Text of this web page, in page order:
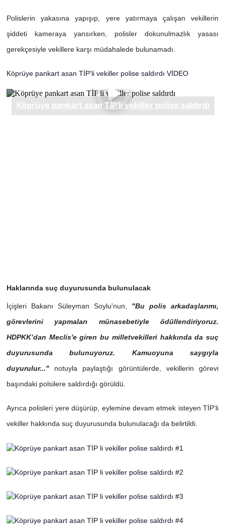
Polislerin yakasına yapışıp, yere yatırmaya çalışan vekillerin
şiddeti kameraya yansırken, polisler dokunulmazlık yasası
gerekçesiyle vekillere karşı müdahalede bulunamadı.
Köprüye pankart asan TİP'li vekiller polise saldırdı VİDEO
Haklarında suç duyurusunda bulunulacak
İçişleri Bakanı Süleyman Soylu'nun, "Bu polis arkadaşlarımı,
görevlerini yapmaları münasebetiyle ödüllendiriyoruz.
HDPKK’dan Meclis'e giren bu milletvekilleri hakkında da suç
duyurusunda bulunuyoruz. Kamuoyuna saygıyla
duyurulur..."notuyla paylaştığı görüntülerde, vekillerin görevi
başındaki polsilere saldırdığı görüldü.
Ayrıca polisleri yere düşürüp, eylemine devam etmek isteyen TİP'li
vekiller hakkında suç duyurusunda bulunulacağı da belirtildi.